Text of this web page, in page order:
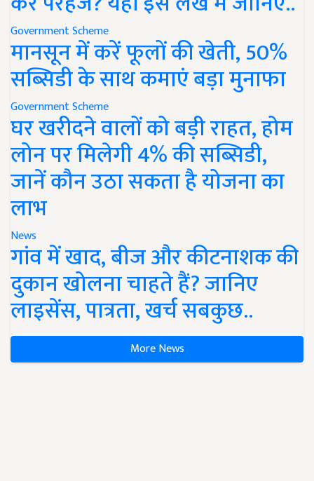
Government Scheme
मानसून में करें फूलों की खेती, 50%
सब्सिडी के साथ कमाएं बड़ा मुनाफा
Government Scheme
घर खरीदने वालों को बड़ी राहत, होम
लोन पर मिलेगी 4% की सब्सिडी,
जानें कौन उठा सकता है योजना का
लाभ
News
गांव में खाद, बीज और कीटनाशक की
दुकान खोलना चाहते हैं? जानिए
लाइसेंस, पात्रता, खर्च सबकुछ..
More News